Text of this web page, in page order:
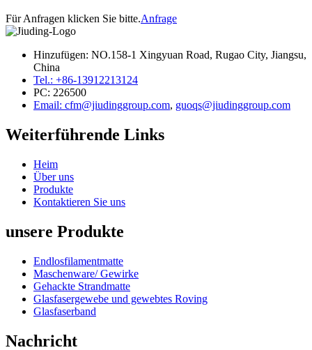
Für Anfragen klicken Sie bitte.Anfrage
Hinzufügen: NO.158-1 Xingyuan Road, Rugao City, Jiangsu,
China
Tel.: +86-13912213124
PC: 226500
Email: cfm@jiudinggroup.com, guoqs@jiudinggroup.com
Weiterführende Links
Heim
Über uns
Produkte
Kontaktieren Sie uns
unsere Produkte
Endlosfilamentmatte
Maschenware/ Gewirke
Gehackte Strandmatte
Glasfasergewebe und gewebtes Roving
Glasfaserband
Nachricht